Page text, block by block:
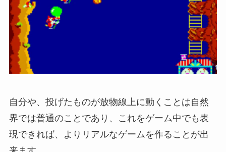
自分や、投げたものが放物線上に動くことは自然
界では普通のことであり、これをゲーム中でも表
現できれば、よりリアルなゲームを作ることが出